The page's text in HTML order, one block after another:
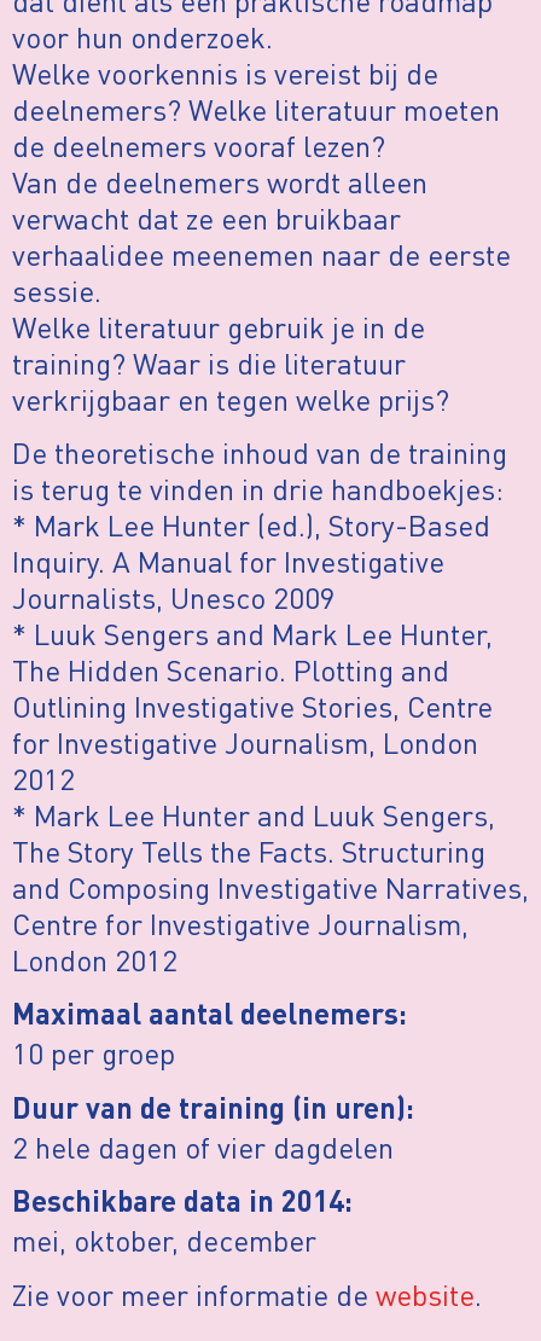
voor hun onderzoek.
Welke voorkennis is vereist bij de
deelnemers? Welke literatuur moeten
de deelnemers vooraf lezen?
Van de deelnemers wordt alleen
verwacht dat ze een bruikbaar
verhaalidee meenemen naar de eerste
sessie.
Welke literatuur gebruik je in de
training? Waar is die literatuur
verkrijgbaar en tegen welke prijs?
De theoretische inhoud van de training
is terug te vinden in drie handboekjes:
* Mark Lee Hunter (ed.), Story-Based
Inquiry. A Manual for Investigative
Journalists, Unesco 2009
* Luuk Sengers and Mark Lee Hunter,
The Hidden Scenario. Plotting and
Outlining Investigative Stories, Centre
for Investigative Journalism, London
2012
* Mark Lee Hunter and Luuk Sengers,
The Story Tells the Facts. Structuring
and Composing Investigative Narratives,
Centre for Investigative Journalism,
London 2012
Maximaal aantal deelnemers:
10 per groep
Duur van de training (in uren):
2 hele dagen of vier dagdelen
Beschikbare data in 2014:
mei, oktober, december
Zie voor meer informatie de website.